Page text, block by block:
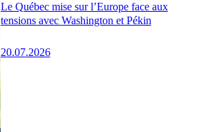
Le Québec mise sur l’Europe face aux
tensions avec Washington et Pékin
20.07.2026